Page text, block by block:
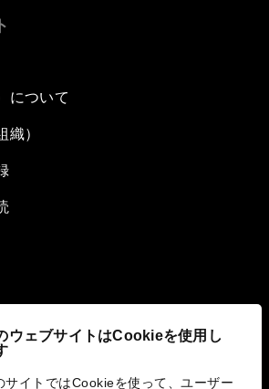
ウェブサイトはCookieを使用し
サイトではCookieを使って、ユーザー
について
）
取り組み